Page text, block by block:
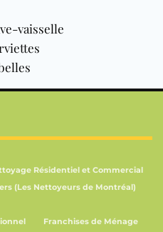
vaisselle
Résidentiel et Commercial
(Les Nettoyeurs de Montréal)
Franchises de Ménage